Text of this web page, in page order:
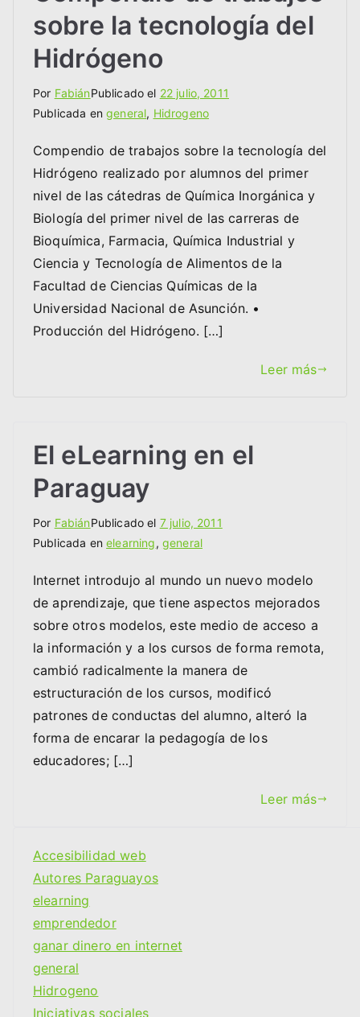
sobre la tecnología del
Hidrógeno
Por FabiánPublicado el 22 julio, 2011
Publicada engeneral, Hidrogeno
Compendio de trabajos sobre la tecnología del
Hidrógeno realizado por alumnos del primer
nivel de las cátedras de Química Inorgánica y
Biología del primer nivel de las carreras de
Bioquímica, Farmacia, Química Industrial y
Ciencia y Tecnología de Alimentos de la
Facultad de Ciencias Químicas de la
Universidad Nacional de Asunción. •
Producción del Hidrógeno. […]
Leer más
El eLearning en el
Paraguay
Por FabiánPublicado el 7 julio, 2011
Publicada enelearning, general
Internet introdujo al mundo un nuevo modelo
de aprendizaje, que tiene aspectos mejorados
sobre otros modelos, este medio de acceso a
la información y a los cursos de forma remota,
cambió radicalmente la manera de
estructuración de los cursos, modificó
patrones de conductas del alumno, alteró la
forma de encarar la pedagogía de los
educadores; […]
Leer más
Accesibilidad web
Autores Paraguayos
elearning
emprendedor
ganar dinero en internet
general
Hidrogeno
Iniciativas sociales